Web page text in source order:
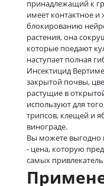
принадлежащий к
имеет контактное и
блокированию
растения, она
которые поедают
наступает полная
Инсектицид
закрытой почвы,
растущие в
используют для
трипсов, клещей и
винограде.
Вы можете выгодно
- цена, которую
самых